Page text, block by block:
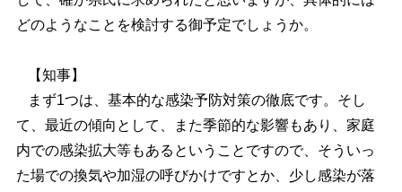
どのようなことを検討する御予定でしょうか。
【知事】
まず1つは、基本的な感染予防対策の徹底です。そし
て、最近の傾向として、また季節的な影響もあり、家庭
内での感染拡大等もあるということですので、そういっ
た場での換気や加湿の呼びかけですとか、少し感染が落